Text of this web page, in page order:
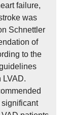
failure,
was
Schnettler
of
to the
LVAD.